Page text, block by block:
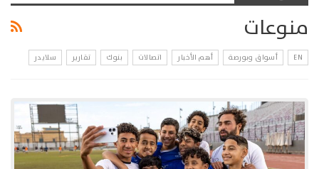
منوعات
EN أسواق وبورصة أهم الأخبار اتصالات بنوك تقارير سلايدر